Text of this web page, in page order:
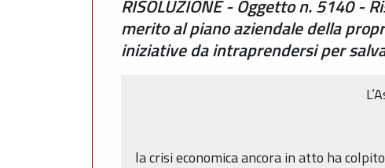
RISOLUZIONE - Oggetto n. 5140 -
merito al piano aziendale della
iniziative da intraprendersi per
la crisi economica ancora in atto ha